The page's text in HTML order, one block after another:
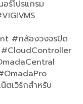
ร์โปรแกรม
#กล้องวงจรปิด
เวิร์กสำหรับ